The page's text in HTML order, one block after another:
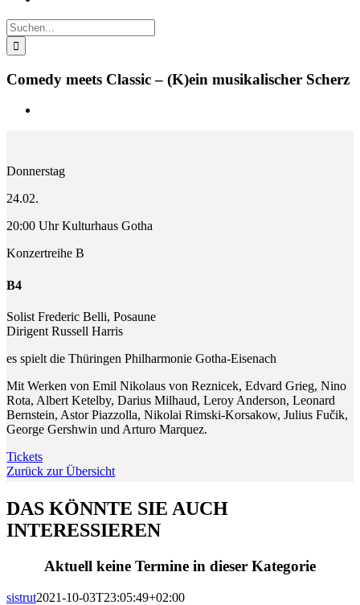
Suche
nach:
Comedy meets Classic – (K)ein musikalischer Scherz
Donnerstag
24.02.
20:00 Uhr Kulturhaus Gotha
Konzertreihe B
B4
Solist Frederic Belli, Posaune
Dirigent Russell Harris
es spielt die Thüringen Philharmonie Gotha-Eisenach
Mit Werken von Emil Nikolaus von Reznicek, Edvard Grieg, Nino
Rota, Albert Ketelby, Darius Milhaud, Leroy Anderson, Leonard
Bernstein, Astor Piazzolla, Nikolai Rimski-Korsakow, Julius Fučik,
George Gershwin und Arturo Marquez.
Tickets
Zurück zur Übersicht
DAS KÖNNTE SIE AUCH
INTERESSIEREN
Aktuell keine Termine in dieser Kategorie
sistrut2021-10-03T23:05:49+02:00